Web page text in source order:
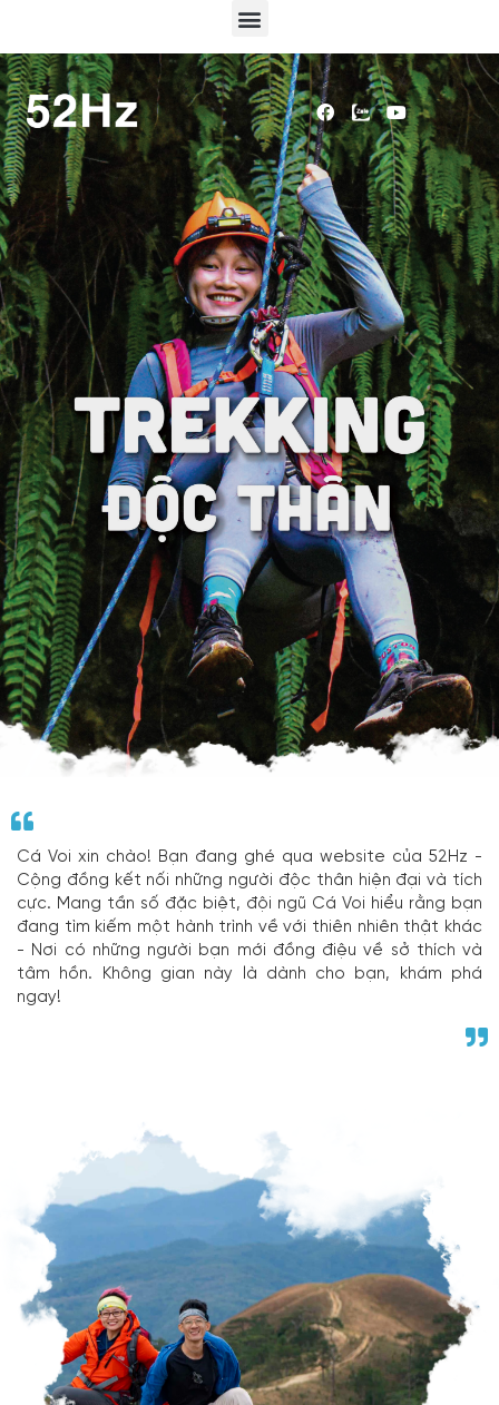
Cá Voi xin chào! Bạn đang ghé qua website của 52Hz -
Cộng đồng kết nối những người độc thân hiện đại và tích
cực. Mang tần số đặc biệt, đội ngũ Cá Voi hiểu rằng bạn
đang tìm kiếm một hành trình về với thiên nhiên thật khác
- Nơi có những người bạn mới đồng điệu về sở thích và
tâm hồn. Không gian này là dành cho bạn, khám phá
ngay!